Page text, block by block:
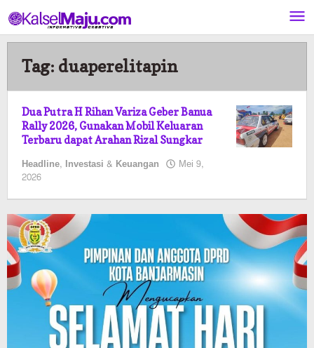
ke
konten
Tag: duaperelitapin
Dua Putra H Rihan Variza Geber Banua
Rally 2026, Gunakan Mobil Keluaran
Terbaru dapat Arahan Rizal Sungkar
Headline, Investasi & Keuangan Mei 9,
2026
Pimred